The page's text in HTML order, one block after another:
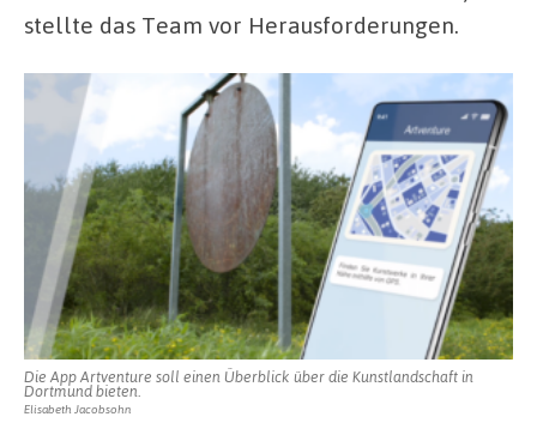
stellte das Team vor Herausforderungen.
Die App Artventure soll einen Überblick über die Kunstlandschaft in
Dortmund bieten.
Elisabeth Jacobsohn